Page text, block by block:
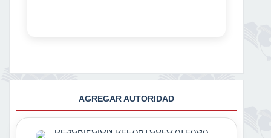
AGREGAR AUTORIDAD